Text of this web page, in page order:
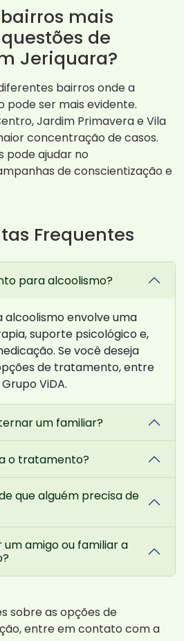
mais
de
Jeriquara?
bairros onde a
pode ser mais evidente.
Jardim Primavera e Vila
concentração de casos.
pode ajudar no
de conscientização e
Frequentes
para alcoolismo?
envolve uma
suporte psicológico e,
Se você deseja
de tratamento, entre
ViDA.
um familiar?
o tratamento?
que alguém precisa de
um amigo ou familiar a
sobre as opções de
entre em contato com a